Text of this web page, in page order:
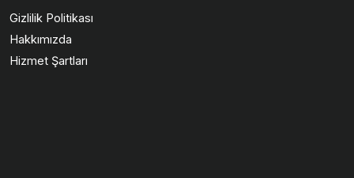
Gizlilik Politikası
Hakkımızda
Hizmet Şartları